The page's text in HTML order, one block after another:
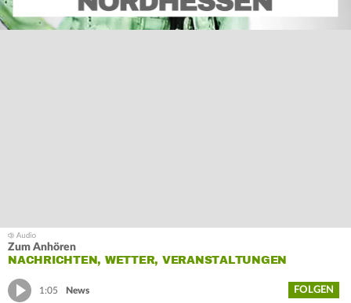
Zum Anhören
NACHRICHTEN, WETTER, VERANSTALTUNGEN
1:05 News FOLGEN